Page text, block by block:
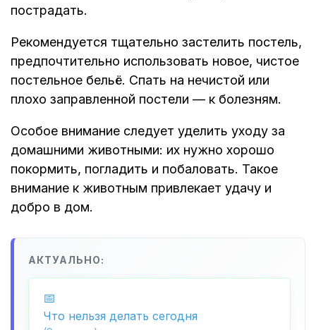
пострадать.
Рекомендуется тщательно застелить постель,
предпочтительно использовать новое, чистое
постельное бельё. Спать на нечистой или
плохо заправленной постели — к болезням.
Особое внимание следует уделить уходу за
домашними животными: их нужно хорошо
покормить, погладить и побаловать. Такое
внимание к животным привлекает удачу и
добро в дом.
АКТУАЛЬНО:
Что нельзя делать сегодня